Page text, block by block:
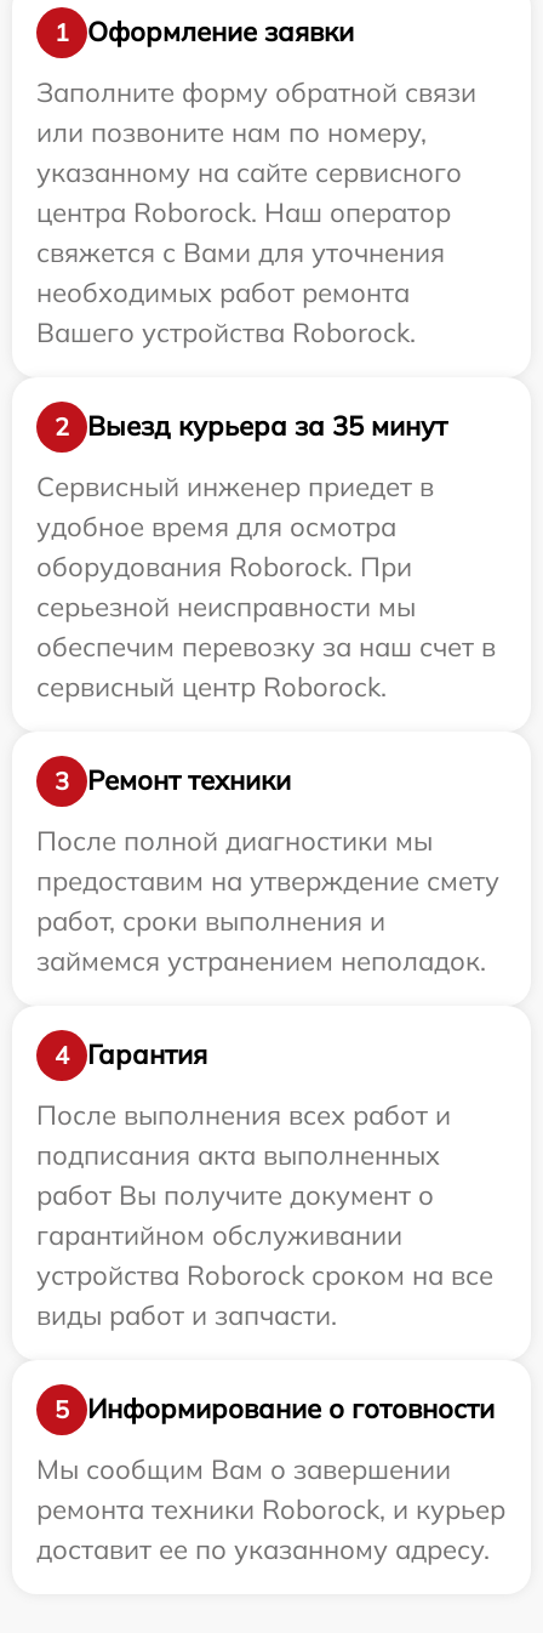
1
Оформление заявки
Заполните форму обратной связи
или позвоните нам по номеру,
указанному на сайте сервисного
центра Roborock. Наш оператор
свяжется с Вами для уточнения
необходимых работ ремонта
Вашего устройства Roborock.
2
Выезд курьера за 35 минут
Сервисный инженер приедет в
удобное время для осмотра
оборудования Roborock. При
серьезной неисправности мы
обеспечим перевозку за наш счет в
сервисный центр Roborock.
3
Ремонт техники
После полной диагностики мы
предоставим на утверждение смету
работ, сроки выполнения и
займемся устранением неполадок.
4
Гарантия
После выполнения всех работ и
подписания акта выполненных
работ Вы получите документ о
гарантийном обслуживании
устройства Roborock сроком на все
виды работ и запчасти.
5
Информирование о готовности
Мы сообщим Вам о завершении
ремонта техники Roborock, и курьер
доставит ее по указанному адресу.